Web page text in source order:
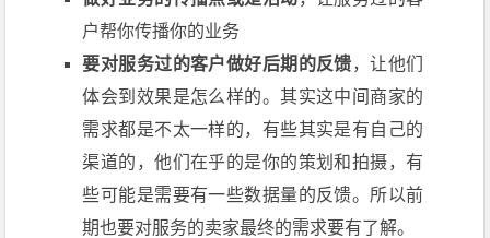
户帮你传播你的业务
要对服务过的客户做好后期的反馈，让他们
体会到效果是怎么样的。其实这中间商家的
需求都是不太一样的，有些其实是有自己的
渠道的，他们在乎的是你的策划和拍摄，有
些可能是需要有一些数据量的反馈。所以前
期也要对服务的卖家最终的需求要有了解。